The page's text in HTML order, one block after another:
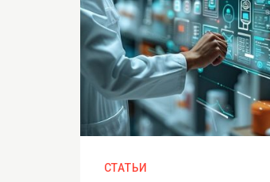
СТАТЬИ